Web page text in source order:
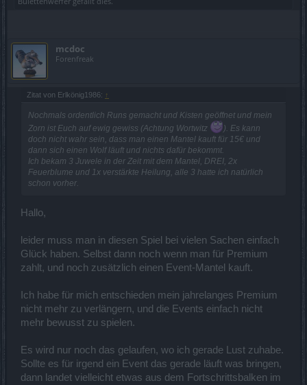
mcdoc
Forenfreak
Zitat von Erlkönig1986: ↑
Nochmals ordentlich Runs gemacht und Kisten geöffnet und mein
Zorn ist Euch auf ewig gewiss (Achtung Wortwitz
). Es kann
doch nicht wahr sein, dass man einen Mantel kauft für 15€ und
dann sich einen Wolf läuft und nichts dafür bekommt.
Ich bekam 3 Juwele in der Zeit mit dem Mantel, DREI, 2x
Feuerblume und 1x verstärkte Heilung, alle 3 hatte ich natürlich
schon vorher.
Hallo,
leider muss man in diesen Spiel bei vielen Sachen einfach
Glück haben. Selbst dann noch wenn man für Premium
zahlt, und noch zusätzlich einen Event-Mantel kauft.
Ich habe für mich entschieden mein jahrelanges Premium
nicht mehr zu verlängern, und die Events einfach nicht
mehr bewusst zu spielen.
Es wird nur noch das gelaufen, wo ich gerade Lust zuhabe.
Sollte es für irgend ein Event das gerade läuft was bringen,
dann landet vielleicht etwas aus dem Fortschrittsbalken im